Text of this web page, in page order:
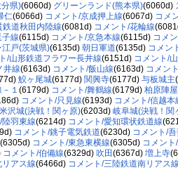
分県)(6060d) グリーンランド(熊本県)(6060d)
仁(6066d) コメント/京成押上線(6067d) コメ
鉄道秋田内陸線(6081d) コメント/花輪線
子線(6115d) コメント/京急本線(6115d) コメ
江戸(茨城県)(6135d) 朝日軍道(6135d) コメン
/山形鉄道フラワー長井線(6151d) コメント/
井線(6163d) コメント/飯山線(6163d) コメン
鮫ヶ尾城(6177d) 関興寺(6177d) 与板城主
１ (6179d) コメント/舞鶴線(6179d) 柏原陣
コメント/只見線(6193d) コメント/信越本
米沢城(決戦！関ヶ原)(6203d) 岐阜城(決戦！関
陸羽東線(6214d) コメント/愛知環状鉄道線
コメント/銚子電気鉄道(6230d) コメント/吾
(6305d) コメント/東急東横線(6305d) コメン
コメント/伯備線(6329d) 吹田(6367d) 増上寺
リアス線(6466d) コメント/三陸鉄道南リアス線